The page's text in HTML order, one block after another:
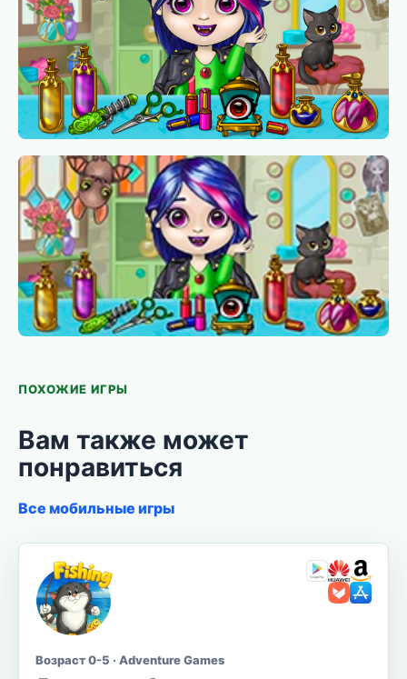
ПОХОЖИЕ ИГРЫ
Вам также может
понравиться
Все мобильные игры
Возраст 0-5 · Adventure Games